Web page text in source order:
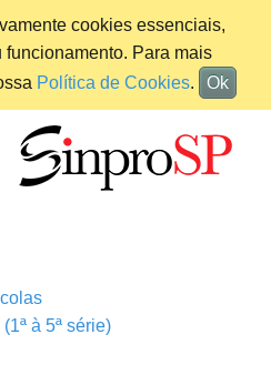
cookies essenciais,
Para mais
Política de Cookies. Ok
à 5ª série)